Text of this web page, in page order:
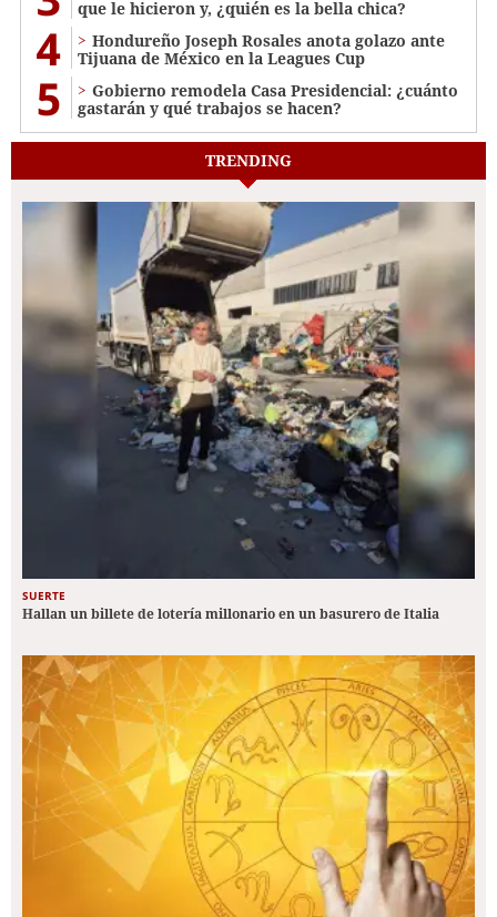
que le hicieron y, ¿quién es la bella chica?
4
Hondureño Joseph Rosales anota golazo ante
Tijuana de México en la Leagues Cup
5
Gobierno remodela Casa Presidencial: ¿cuánto
gastarán y qué trabajos se hacen?
TRENDING
SUERTE
Hallan un billete de lotería millonario en un basurero de Italia